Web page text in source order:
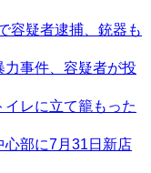
容疑者逮捕、銃器も
力事件、容疑者が投
レに立て籠もった
心部に7月31日新店